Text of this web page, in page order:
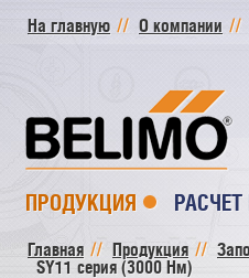
На главную О компании
ПРОДУКЦИЯ
Главная Продукция
SY11 серия (3000 Нм)